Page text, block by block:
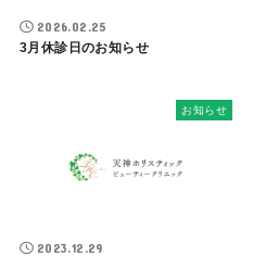
2026.02.25
3月休診日のお知らせ
お知らせ
2023.12.29